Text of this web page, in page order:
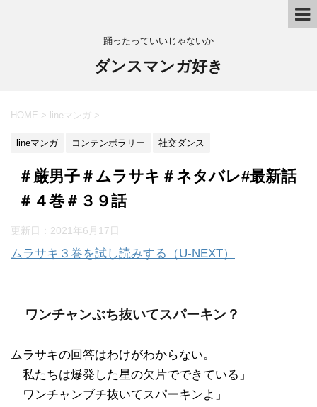
踊ったっていいじゃないか
ダンスマンガ好き
HOME > lineマンガ >
lineマンガ コンテンポラリー 社交ダンス
＃厳男子＃ムラサキ＃ネタバレ#最新話
＃４巻＃３９話
更新日： 2021年6月17日
ムラサキ３巻を試し読みする（U-NEXT）
ワンチャンぶち抜いてスパーキン？
ムラサキの回答はわけがわからない。
「私たちは爆発した星の欠片でできている」
「ワンチャンブチ抜いてスパーキンよ」